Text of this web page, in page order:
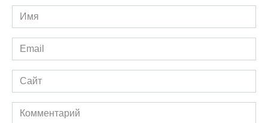
Имя
*
Email
*
Сайт
Комментарий